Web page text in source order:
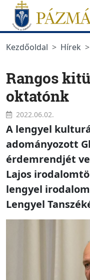
Ugrás a menüre
Ugrás a tartalomra
Kezdőoldal
Hírek
Rangos
oktatónk
2022.06.02.
A lengyel
adományozott
érdemrendjét
Lajos
lengyel
Lengyel